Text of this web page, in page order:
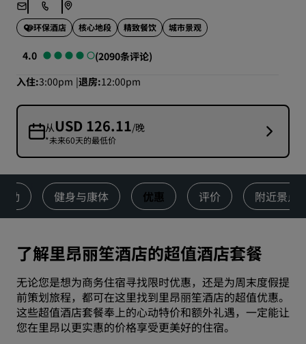
环保酒店 核心地段 精致餐饮 城市景观
4.0
(2090条评论)
入住 3:00pm 退房 12:00pm
从USD 126.11/晚
*未来60天的最低价
动 健身与康体 优惠 评价 附近景点
了解里昂丽笙酒店的超值酒店套餐
无论您是想为商务住宿寻找限时优惠，还是为周末度假提
前策划旅程，都可在这里找到里昂丽笙酒店的超值优惠。
这些超值酒店套餐奉上的心动特价和额外礼遇，一定能让
您在里昂以更实惠的价格享受更美好的住宿。